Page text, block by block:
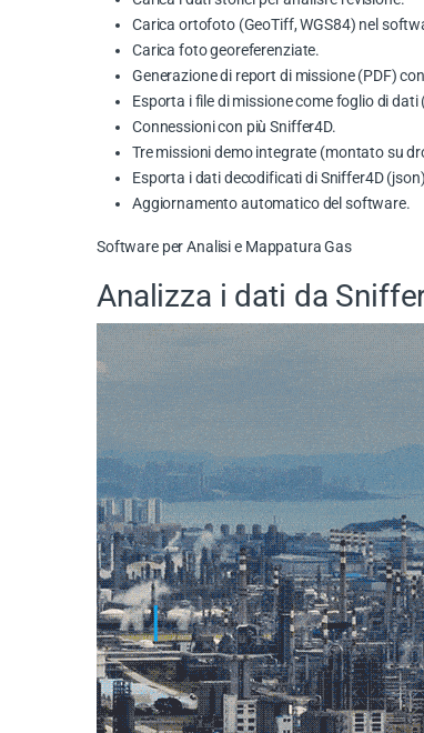
Carica ortofoto (GeoTiff, WGS84) nel
Carica foto georeferenziate.
Generazione di report di missione (PDF)
Esporta i file di missione come foglio di dati
Connessioni con più Sniffer4D.
Tre missioni demo integrate (montato su
Esporta i dati decodificati di Sniffer4D
Aggiornamento automatico del software.
Software per Analisi e Mappatura Gas
Analizza i dati da